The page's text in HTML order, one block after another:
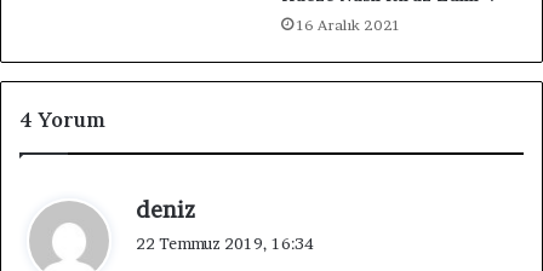
16 Aralık 2021
4 Yorum
deniz
22 Temmuz 2019, 16:34